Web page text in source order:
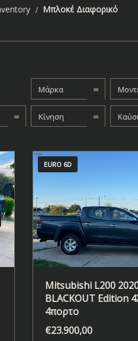
Μπλοκέ Διαφορικό
Μάρκα
Κίνηση
EURO 6D
Mitsubishi L200
BLACKOUT Edition
4πορτο
€23.900,00